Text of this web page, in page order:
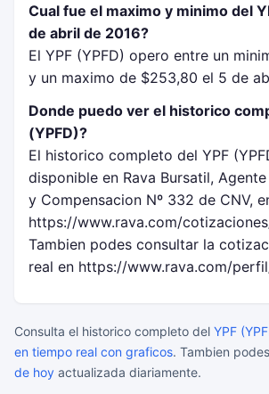
Cual fue el maximo y minimo del
de abril de 2016?
El YPF (YPFD) opero entre un
y un maximo de $253,80 el 5 de
Donde puedo ver el historico
(YPFD)?
El historico completo del YPF
disponible en Rava Bursatil,
y Compensacion Nº 332 de CNV,
https://www.rava.com/
Tambien podes consultar la
real en https://www.rava.com/
Consulta el historico completo del YPF
en tiempo real con graficos. Tambien
de hoy actualizada diariamente.